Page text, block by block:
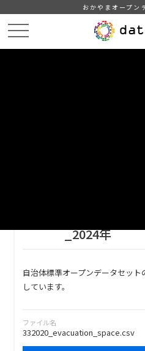
おかやまオープン
_2024年
自治体標準オープンデータセッ
しています。
ファイル名
332020_evacuation_space.csv